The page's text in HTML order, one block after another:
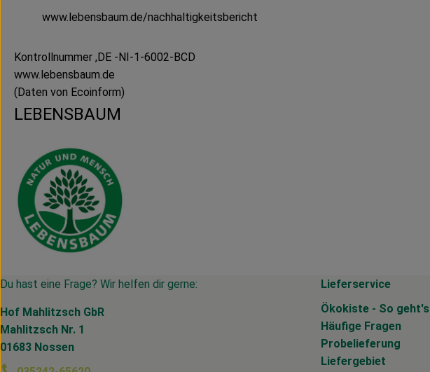
www.lebensbaum.de/nachhaltigkeitsbericht
Kontrollnummer ,DE -NI-1-6002-BCD
www.lebensbaum.de
(Daten von Ecoinform)
LEBENSBAUM
Du hast eine Frage? Wir helfen dir gerne:
Hof Mahlitzsch GbR
Mahlitzsch Nr. 1
01683 Nossen
Lieferservice
Ökokiste - So geht's
Häufige Fragen
Probelieferung
Liefergebiet